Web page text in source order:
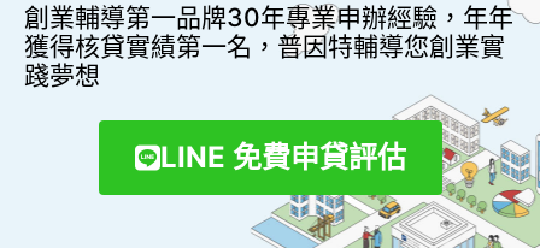
創業輔導第一品牌30年專業申辦經驗，年年
獲得核貸實績第一名，普因特輔導您創業實
踐夢想
LINE 免費申貸評估